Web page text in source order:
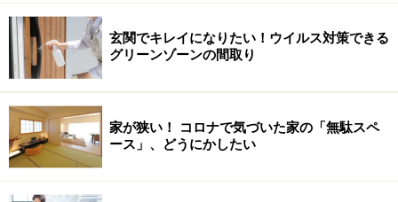
どの費用が掛かります。また申請が降りるまでに時間が
掛かることもありますので、計画段階でリフォーム会社
に確認しておきましょう。他にもその地域ならではの条
例もあります。まずはお住まいの市町村に確認してみる
といいでしょう。
少しくらい平気だろうと法令に違反して勝手に工事をし
てしまうと違法建築になってしまいます。法律に違反し
玄関でキレイになりたい！ウイルス対策できる
グリーンゾーンの間取り
家が狭い！ コロナで気づいた家の「無駄スペ
ース」、どうにかしたい